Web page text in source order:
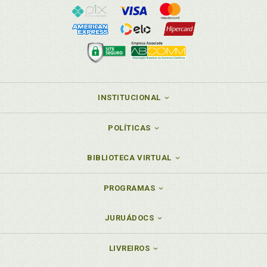
Torno a la Prestación de Servicios en Régimen de
Interinidad. Una Modalidad Contractual no Exenta de
Controversia. Diego Megino Fernández, p. 131
Processo de integración y homogeneización. El
Régimen Especial de Trabajadores Autónomos en el
Proceso de Integración y Homogeneización
presente de las Lecciones del Profesor Barreiro
Fernández, p. 327
Torno a la Prestación de Servicios en Régimen de
Relaciones laborales. El Fenómeno de la
INSTITUCIONAL
POLÍTICAS
BIBLIOTECA VIRTUAL
PROGRAMAS
JURUÁDOCS
LIVREIROS